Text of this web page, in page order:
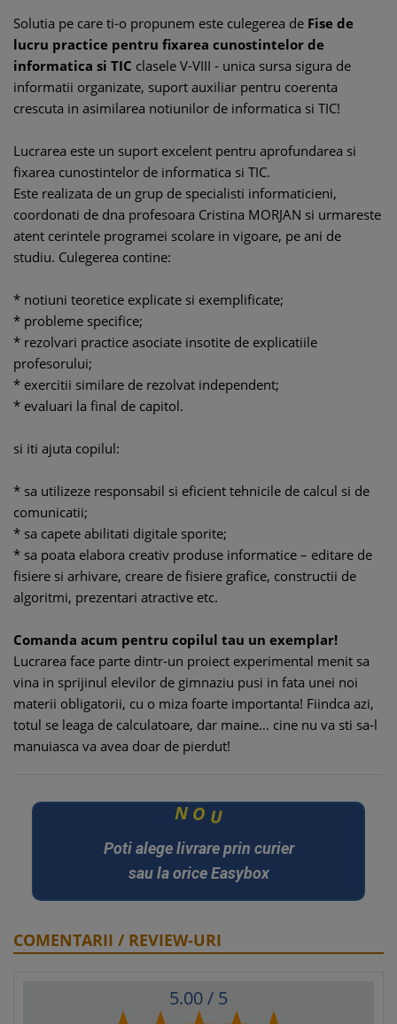
Solutia pe care ti-o propunem este culegerea de Fise de
lucru practice pentru fixarea cunostintelor de
informatica si TIC clasele V-VIII - unica sursa sigura de
informatii organizate, suport auxiliar pentru coerenta
crescuta in asimilarea notiunilor de informatica si TIC!
Lucrarea este un suport excelent pentru aprofundarea si
fixarea cunostintelor de informatica si TIC.
Este realizata de un grup de specialisti informaticieni,
coordonati de dna profesoara Cristina MORJAN si urmareste
atent cerintele programei scolare in vigoare, pe ani de
studiu. Culegerea contine:
* notiuni teoretice explicate si exemplificate;
* probleme specifice;
* rezolvari practice asociate insotite de explicatiile
profesorului;
* exercitii similare de rezolvat independent;
* evaluari la final de capitol.
si iti ajuta copilul:
* sa utilizeze responsabil si eficient tehnicile de calcul si de
comunicatii;
* sa capete abilitati digitale sporite;
* sa poata elabora creativ produse informatice – editare de
fisiere si arhivare, creare de fisiere grafice, constructii de
algoritmi, prezentari atractive etc.
Comanda acum pentru copilul tau un exemplar!
Lucrarea face parte dintr-un proiect experimental menit sa
vina in sprijinul elevilor de gimnaziu pusi in fata unei noi
materii obligatorii, cu o miza foarte importanta! Fiindca azi,
totul se leaga de calculatoare, dar maine… cine nu va sti sa-l
manuiasca va avea doar de pierdut!
N O U
Poti alege livrare prin curier
sau la orice Easybox
COMENTARII / REVIEW-URI
5.00/ 5